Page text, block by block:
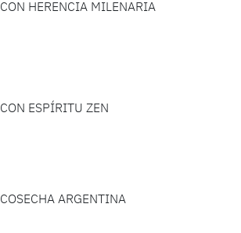
CON HERENCIA MILENARIA
CON ESPÍRITU ZEN
COSECHA ARGENTINA